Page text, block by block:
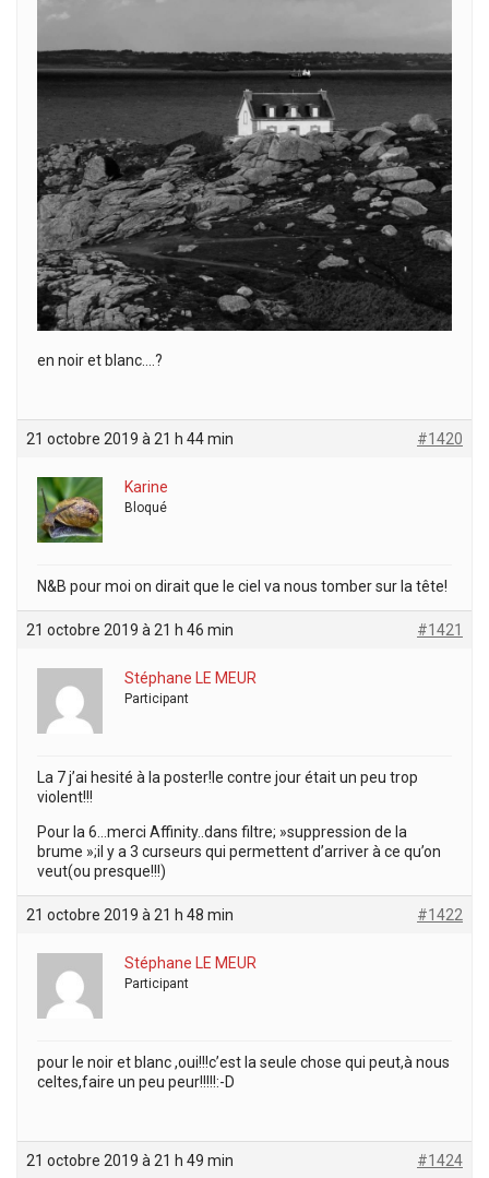
en noir et blanc….?
21 octobre 2019 à 21 h 44 min #1420
Karine
Bloqué
N&B pour moi on dirait que le ciel va nous tomber sur la tête!
21 octobre 2019 à 21 h 46 min #1421
Stéphane LE MEUR
Participant
La 7 j’ai hesité à la poster!le contre jour était un peu trop
violent!!!
Pour la 6…merci Affinity..dans filtre; »suppression de la
brume »;il y a 3 curseurs qui permettent d’arriver à ce qu’on
veut(ou presque!!!)
21 octobre 2019 à 21 h 48 min #1422
Stéphane LE MEUR
Participant
pour le noir et blanc ,oui!!!c’est la seule chose qui peut,à nous
celtes,faire un peu peur!!!!!:-D
21 octobre 2019 à 21 h 49 min #1424